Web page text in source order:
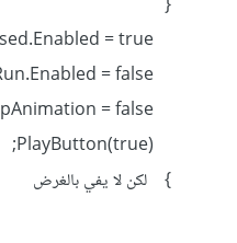
{
} لكن لا يفي بالغرض